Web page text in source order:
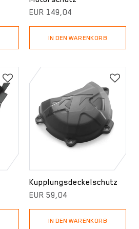
EUR 149,04
IN DEN WARENKORB
Kupplungsdeckelschutz
EUR 59,04
IN DEN WARENKORB